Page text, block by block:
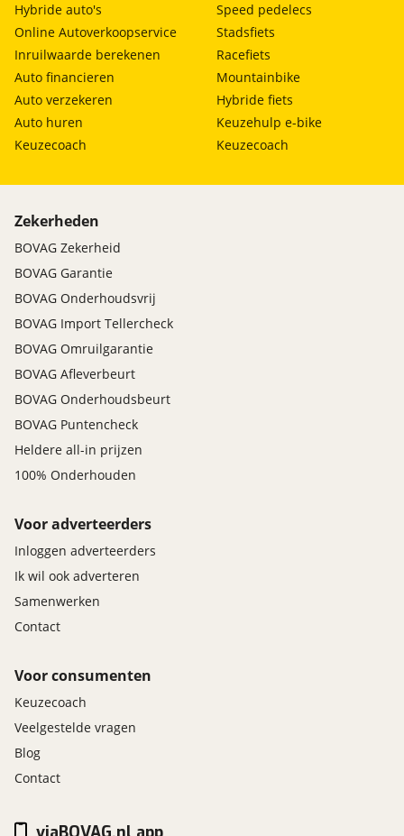
Hybride auto's
Online Autoverkoopservice
Inruilwaarde berekenen
Auto financieren
Auto verzekeren
Auto huren
Keuzecoach
Speed pedelecs
Stadsfiets
Racefiets
Mountainbike
Hybride fiets
Keuzehulp e-bike
Keuzecoach
Zekerheden
BOVAG Zekerheid
BOVAG Garantie
BOVAG Onderhoudsvrij
BOVAG Import Tellercheck
BOVAG Omruilgarantie
BOVAG Afleverbeurt
BOVAG Onderhoudsbeurt
BOVAG Puntencheck
Heldere all-in prijzen
100% Onderhouden
Voor adverteerders
Inloggen adverteerders
Ik wil ook adverteren
Samenwerken
Contact
Voor consumenten
Keuzecoach
Veelgestelde vragen
Blog
Contact